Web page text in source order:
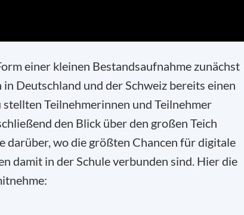
einer kleinen Bestandsaufnahme zunächst
Deutschland und der Schweiz bereits einen
Teilnehmerinnen und Teilnehmer
den Blick über den großen Teich
darüber, wo die größten Chancen für digitale
damit in der Schule verbunden sind. Hier die